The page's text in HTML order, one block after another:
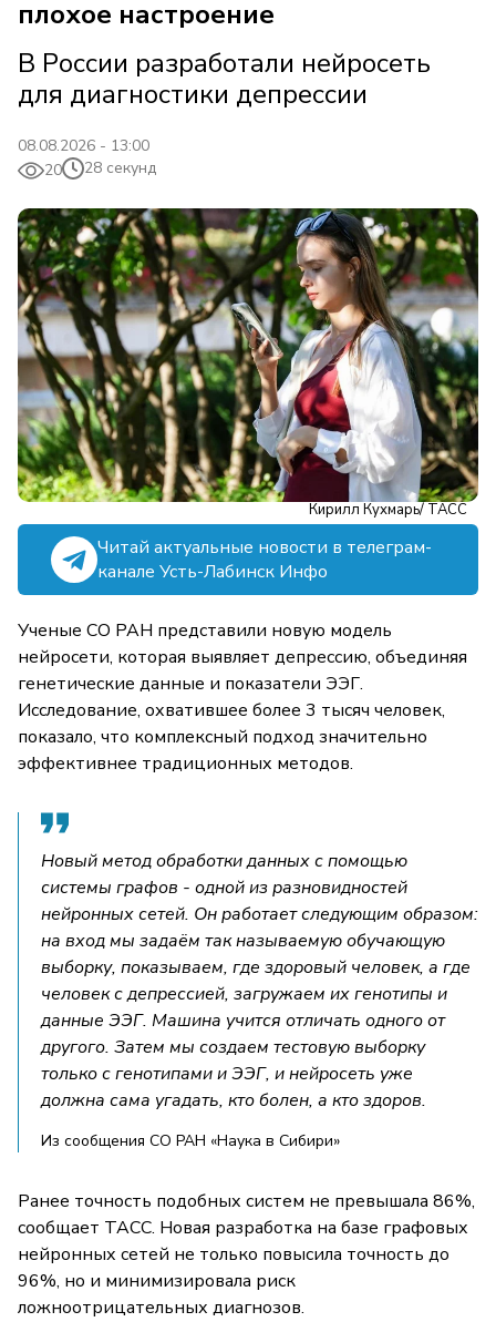
плохое настроение
В России разработали нейросеть
для диагностики депрессии
08.08.2026 - 13:00
20
28 секунд
Кирилл Кухмарь/ ТАСС
Читай актуальные новости в телеграм-
канале Усть-Лабинск Инфо
Ученые СО РАН представили новую модель
нейросети, которая выявляет депрессию, объединяя
генетические данные и показатели ЭЭГ.
Исследование, охватившее более 3 тысяч человек,
показало, что комплексный подход значительно
эффективнее традиционных методов.
Новый метод обработки данных с помощью
системы графов - одной из разновидностей
нейронных сетей. Он работает следующим образом:
на вход мы задаём так называемую обучающую
выборку, показываем, где здоровый человек, а где
человек с депрессией, загружаем их генотипы и
данные ЭЭГ. Машина учится отличать одного от
другого. Затем мы создаем тестовую выборку
только с генотипами и ЭЭГ, и нейросеть уже
должна сама угадать, кто болен, а кто здоров.
Из сообщения СО РАН «Наука в Сибири»
Ранее точность подобных систем не превышала 86%,
сообщает ТАСС. Новая разработка на базе графовых
нейронных сетей не только повысила точность до
96%, но и минимизировала риск
ложноотрицательных диагнозов.